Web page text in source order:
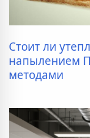
Стоит ли
напылением
методами